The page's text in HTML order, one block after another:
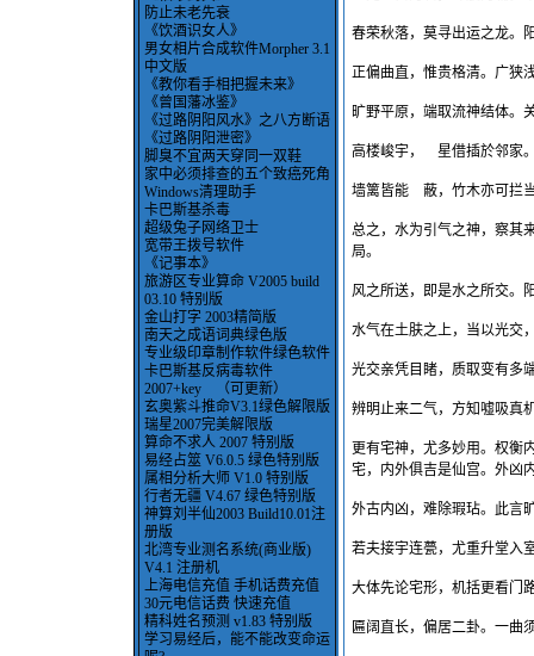
防止未老先衰
《饮酒识女人》
男女相片合成软件Morpher 3.1
中文版
《教你看手相把握未来》
《曾国藩冰鉴》
《过路阴阳风水》之八方断语
《过路阴阳泄密》
脚臭不宜两天穿同一双鞋
家中必须排查的五个致癌死角
Windows清理助手
卡巴斯基杀毒
超级兔子网络卫士
宽带王拨号软件
《记事本》
旅游区专业算命 V2005 build
03.10 特别版
金山打字 2003精简版
南天之成语词典绿色版
专业级印章制作软件绿色软件
卡巴斯基反病毒软件
2007+key （可更新）
玄奥紫斗推命V3.1绿色解限版
瑞星2007完美解限版
算命不求人 2007 特别版
易经占筮 V6.0.5 绿色特别版
属相分析大师 V1.0 特别版
行者无疆 V4.67 绿色特别版
神算刘半仙2003 Build10.01注
册版
北湾专业测名系统(商业版)
V4.1 注册机
上海电信充值 手机话费充值
30元电信话费 快速充值
精科姓名预测 v1.83 特别版
学习易经后，能不能改变命运
春荣秋落，莫寻出运之龙。
正偏曲直，惟贵格清。广狭
旷野平原，端取流神结体。
高楼峻宇， 星借插於邻家
墙篱皆能 蔽，竹木亦可拦
总之，水为引气之神，察其
局。
风之所送，即是水之所交。
水气在土肤之上，当以光交
光交亲凭目睹，质取变有多
辨明止来二气，方知嘘吸真
更有宅神，尤多妙用。权衡
宅，内外俱吉是仙宫。外凶
外古内凶，难除瑕玷。此言
若夫接宇连甍，尤重升堂入
大体先论宅形，机括更看门
匾阔直长，偏居二卦。一曲